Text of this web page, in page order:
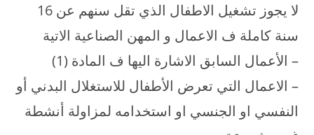
لا يجوز تشغيل الاطفال الذي تقل سنهم عن 16
سنة كاملة ف الاعمال و المهن الصناعية الاتية
– الأعمال السابق الاشارة اليها ف المادة (1)
– الاعمال التي تعرض الأطفال للاستغلال البدني أو
النفسي او الجنسي او استخدامه لمزاولة أنشطة